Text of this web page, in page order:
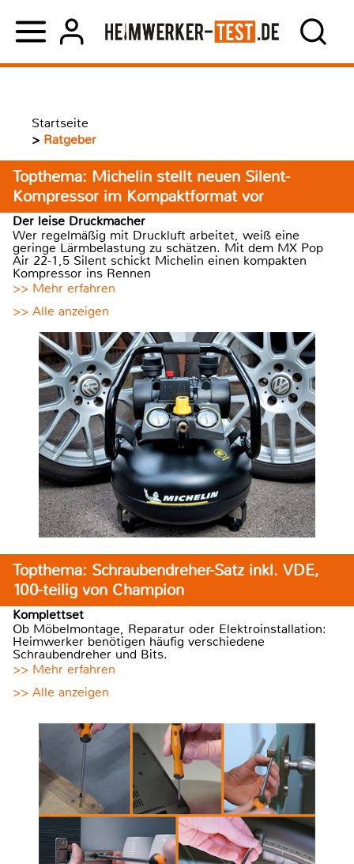
Startseite
> Ratgeber
Topthema: Michelin stellt neuen Silent-
Kompressor im Kompaktformat vor
Der leise Druckmacher
Wer regelmäßig mit Druckluft arbeitet, weiß eine
geringe Lärmbelastung zu schätzen. Mit dem MX Pop
Air 22-1,5 Silent schickt Michelin einen kompakten
Kompressor ins Rennen
>> Mehr erfahren
>> Alle anzeigen
Topthema: Schraubendreher-Satz inkl. VDE,
100-teilig von Champion
Komplettset
Ob Möbelmontage, Reparatur oder Elektroinstallation:
Heimwerker benötigen häufig verschiedene
Schraubendreher und Bits.
>> Mehr erfahren
>> Alle anzeigen